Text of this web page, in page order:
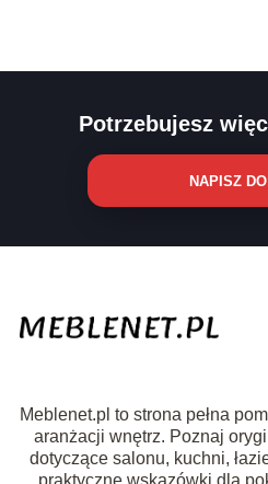
Potrzebujesz
NAPISZ
Meblenet.pl to strona pełna
aranżacji wnętrz. Poznaj
dotyczące salonu, kuchni,
praktyczne wskazówki dla